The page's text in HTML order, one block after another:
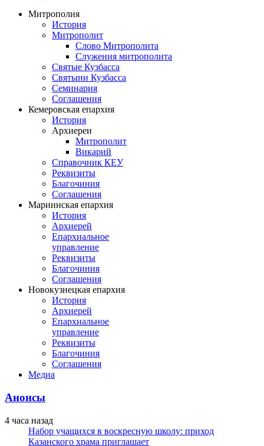
Митрополия
История
Митрополит
Слово Митрополита
Служения митрополита
Святые Кузбасса
Святыни Кузбасса
Семинария
Соглашения
Кемеровская епархия
История
Архиереи
Митрополит
Викарий
Справочник КЕУ
Реквизиты
Благочиния
Соглашения
Мариинская епархия
История
Архиерей
Епархиальное
управление
Реквизиты
Благочиния
Соглашения
Новокузнецкая епархия
История
Архиерей
Епархиальное
управление
Реквизиты
Благочиния
Соглашения
Медиа
Анонсы
4 часа назад
Набор учащихся в воскресную школу: приход
Казанского храма приглашает